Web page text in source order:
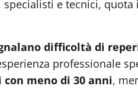
e tecnici,
difficoltà di
professionale
meno di 30 anni,